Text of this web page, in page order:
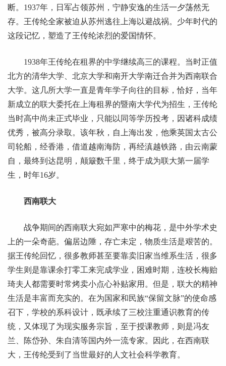
断。1937年，日军占领苏州，宁静安逸的生活一夕荡然无
存。王传纶全家被迫从苏州逃往上海以避战祸。少年时代的
这段记忆，塑造了王传纶浓烈的爱国情怀。
1938年王传纶在租界的中学继续高三的课程。当时正值
北方的清华大学、北京大学和南开大学南迁合并为西南联合
大学。这几所大学一直是青年学子向往的目标，恰好，当年
新成立的联大委托在上海租界的暨南大学代为招生，王传纶
当时高中尚未正式毕业，只能以同等学历投考，因诸科成绩
优秀，被高分录取。该年秋，自上海出发，他乘英国太古公
司轮船，经香港，借道越南海防，再经滇越铁路，由云南蒙
自，最终到达昆明，颠簸数千里，终于成为联大第一届学
生，时年16岁。
西南联大
战争期间的西南联大宛如严寒中的梅花，是中外学术史
上的一朵奇葩。偏居边陲，存亡未定，物质生活是艰苦的。
据王传纶回忆，很多教师甚至要靠卖旧家当维系生活，很多
学生则是靠课余打零工来完成学业，困难时期，连校长梅贻
琦夫人都需要时常烤卖小点心补贴家用。但是，联大的精神
生活是丰富而充实的。在为国家和民族“保留文脉”的使命感
召下，学校的系科设计，既承续了三校注重通识教育的传
统，又体现了为现实服务宗旨，至于授课教师，则是冯友
兰、陈岱孙、朱自清等国内外一流专家。因此，在西南联
大，王传纶受到了当世最好的人文社会科学教育。